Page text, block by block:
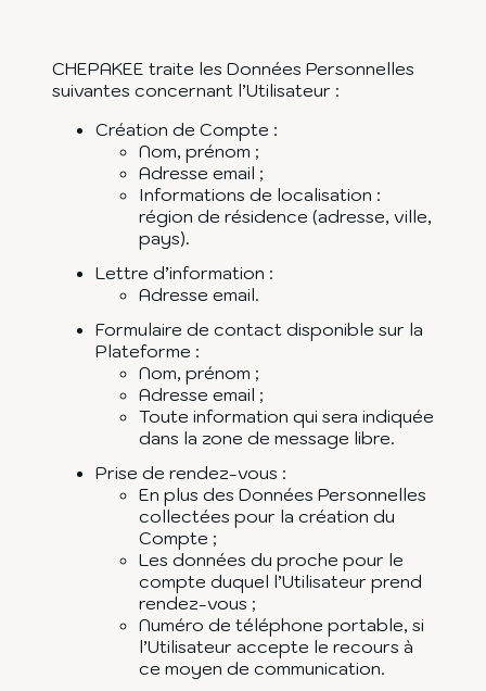
CHEPAKEE traite les Données Personnelles
suivantes concernant l’Utilisateur :
Création de Compte :
Nom, prénom ;
Adresse email ;
Informations de localisation :
région de résidence (adresse, ville,
pays).
Lettre d’information :
Adresse email.
Formulaire de contact disponible sur la
Plateforme :
Nom, prénom ;
Adresse email ;
Toute information qui sera indiquée
dans la zone de message libre.
Prise de rendez-vous :
En plus des Données Personnelles
collectées pour la création du
Compte ;
Les données du proche pour le
compte duquel l’Utilisateur prend
rendez-vous ;
Numéro de téléphone portable, si
l’Utilisateur accepte le recours à
ce moyen de communication.